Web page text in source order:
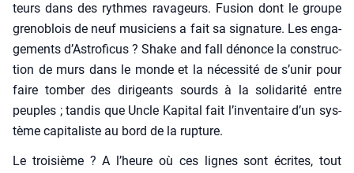
teurs dans des rythmes rava­geurs. Fusion dont le groupe
gre­no­blois de neuf musi­ciens a fait sa signa­ture. Les enga­
ge­ments d’Astroficus ? Shake and fall dénonce la construc­
tion de murs dans le monde et la néces­si­té de s’unir pour
faire tom­ber des diri­geants sourds à la soli­da­ri­té entre
peuples ; tan­dis que Uncle Kapi­tal fait l’inventaire d’un sys­
tème capi­ta­liste au bord de la rup­ture.
Le troi­sième ? A l’heure où ces lignes sont écrites, tout